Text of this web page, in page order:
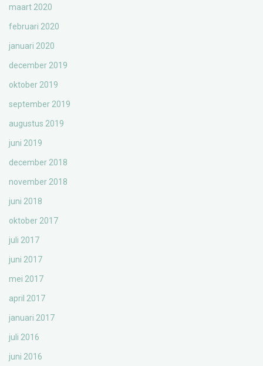
maart 2020
februari 2020
januari 2020
december 2019
oktober 2019
september 2019
augustus 2019
juni 2019
december 2018
november 2018
juni 2018
oktober 2017
juli 2017
juni 2017
mei 2017
april 2017
januari 2017
juli 2016
juni 2016